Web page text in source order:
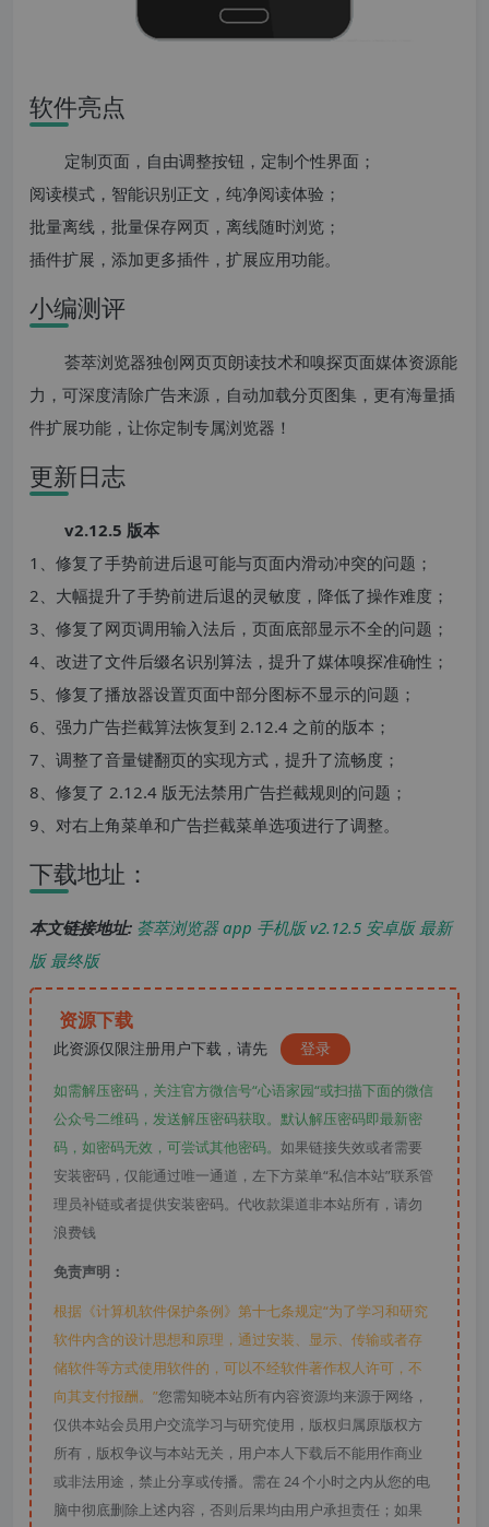
软件亮点
定制页面，自由调整按钮，定制个性界面；
阅读模式，智能识别正文，纯净阅读体验；
批量离线，批量保存网页，离线随时浏览；
插件扩展，添加更多插件，扩展应用功能。
小编测评
荟萃浏览器独创网页页朗读技术和嗅探页面媒体资源能
力，可深度清除广告来源，自动加载分页图集，更有海量插
件扩展功能，让你定制专属浏览器！
更新日志
v2.12.5 版本
1、修复了手势前进后退可能与页面内滑动冲突的问题；
2、大幅提升了手势前进后退的灵敏度，降低了操作难度；
3、修复了网页调用输入法后，页面底部显示不全的问题；
4、改进了文件后缀名识别算法，提升了媒体嗅探准确性；
5、修复了播放器设置页面中部分图标不显示的问题；
6、强力广告拦截算法恢复到 2.12.4 之前的版本；
7、调整了音量键翻页的实现方式，提升了流畅度；
8、修复了 2.12.4 版无法禁用广告拦截规则的问题；
9、对右上角菜单和广告拦截菜单选项进行了调整。
下载地址：
本文链接地址: 荟萃浏览器 app 手机版 v2.12.5 安卓版 最新
版 最终版
资源下载
此资源仅限注册用户下载，请先 登录
如需解压密码，关注官方微信号“心语家园“或扫描下面的微信
公众号二维码，发送解压密码获取。默认解压密码即最新密
码，如密码无效，可尝试其他密码。 如果链接失效或者需要
安装密码，仅能通过唯一通道，左下方菜单“私信本站”联系管
理员补链或者提供安装密码。代收款渠道非本站所有，请勿
浪费钱
免责声明：
根据《计算机软件保护条例》第十七条规定“为了学习和研究
软件内含的设计思想和原理，通过安装、显示、传输或者存
储软件等方式使用软件的，可以不经软件著作权人许可，不
向其支付报酬。”您需知晓本站所有内容资源均来源于网络，
仅供本站会员用户交流学习与研究使用，版权归属原版权方
所有，版权争议与本站无关，用户本人下载后不能用作商业
或非法用途，禁止分享或传播。需在 24 个小时之内从您的电
脑中彻底删除上述内容，否则后果均由用户承担责任；如果